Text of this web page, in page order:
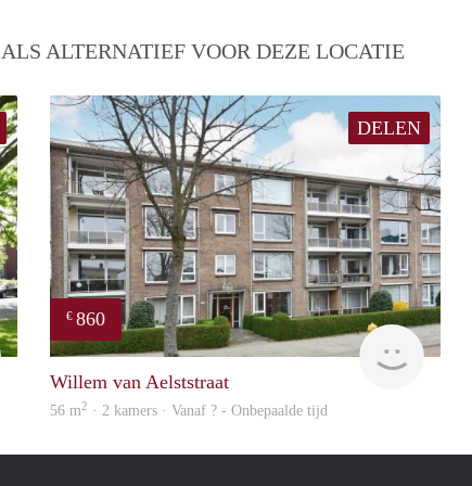
ALS ALTERNATIEF VOOR DEZE LOCATIE
Woning
DELEN
€ 860
finder
Willem van Aelststraat
56 m2 · 2 kamers · Vanaf ? - Onbepaalde tijd